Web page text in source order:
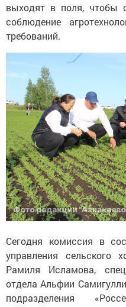
выходят в поля, чтобы
соблюдение
требований.
Сегодня комиссия в
управления сельского
Рамиля Исламова,
отдела Альфии
подразделения